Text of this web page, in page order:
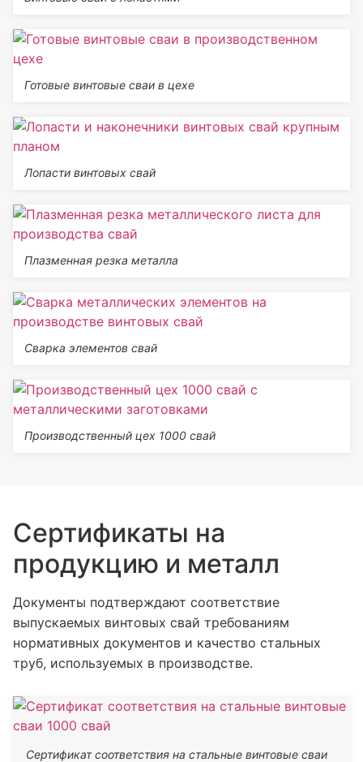
Готовые винтовые сваи в цехе
Лопасти винтовых свай
Плазменная резка металла
Сварка элементов свай
Производственный цех 1000 свай
Сертификаты на
продукцию и металл
Документы подтверждают соответствие
выпускаемых винтовых свай требованиям
нормативных документов и качество стальных
труб, используемых в производстве.
Сертификат соответствия на стальные винтовые сваи